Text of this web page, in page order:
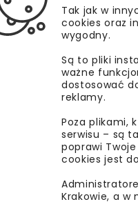
Nowoczesne
z PESY
Intercity
Tak jak w
cookies oraz
wygodny.
Są to pliki
ważne
dostosować
reklamy.
Poza plikami,
serwisu – są
poprawi
cookies jest
Krakowie, a w